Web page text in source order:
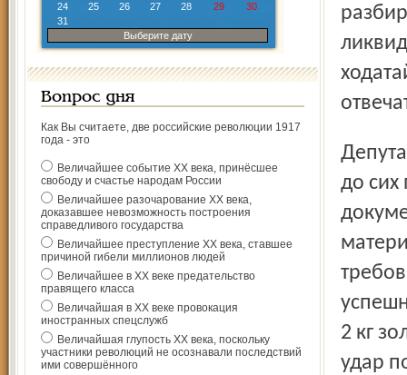
24
25 26 27 28 29
30
31
Выберите дату
Вопрос дня
Как Вы считаете, две российские революции 1917
года - это
Величайшее событие ХХ века, принёсшее
свободу и счастье народам России
Величайшее разочарование ХХ века,
доказавшее невозможность построения
справедливого государства
Величайшее преступление ХХ века, ставшее
причиной гибели миллионов людей
Величайшее в ХХ веке предательство
правящего класса
Величайшая в ХХ веке провокация
иностранных спецслужб
Величайшая глупость ХХ века, поскольку
участники революций не осознавали последствий
ими совершённого
Депутат настаивает на возвращении незаконно изъятых и
до
2 кг
удар